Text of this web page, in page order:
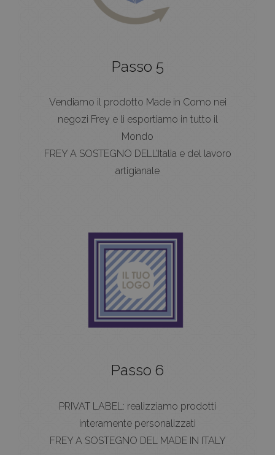
Passo 5
Vendiamo il prodotto Made in Como nei
negozi Frey e li esportiamo in tutto il
Mondo
FREY A SOSTEGNO DELL’Italia e del lavoro
artigianale
Passo 6
PRIVAT LABEL: realizziamo prodotti
interamente personalizzati
FREY A SOSTEGNO DEL MADE IN ITALY